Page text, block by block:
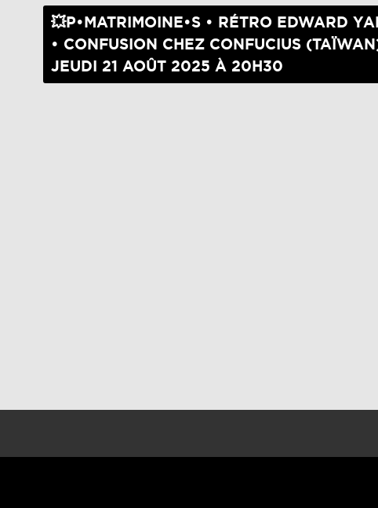
💥P•MATRIMOINE•S • RÉTRO EDWARD
• CONFUSION CHEZ CONFUCIUS
JEUDI 21 AOÛT 2025 À 20H30